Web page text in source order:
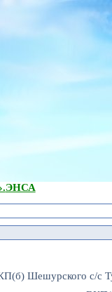
ЭНСА
Шешурского с/с